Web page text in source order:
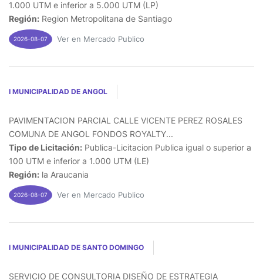
1.000 UTM e inferior a 5.000 UTM (LP)
Región: Region Metropolitana de Santiago
2026-08-07 Ver en Mercado Publico
I MUNICIPALIDAD DE ANGOL
PAVIMENTACION PARCIAL CALLE VICENTE PEREZ ROSALES
COMUNA DE ANGOL FONDOS ROYALTY...
Tipo de Licitación: Publica-Licitacion Publica igual o superior a
100 UTM e inferior a 1.000 UTM (LE)
Región: la Araucania
2026-08-07 Ver en Mercado Publico
I MUNICIPALIDAD DE SANTO DOMINGO
SERVICIO DE CONSULTORIA DISEÑO DE ESTRATEGIA